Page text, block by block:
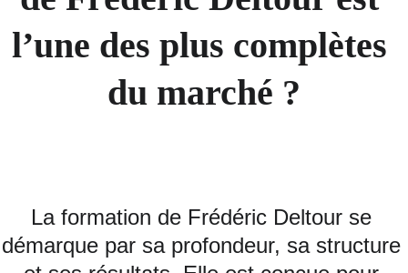
l’une des plus complètes
du marché ?
La formation de Frédéric Deltour se
démarque par sa profondeur, sa structure